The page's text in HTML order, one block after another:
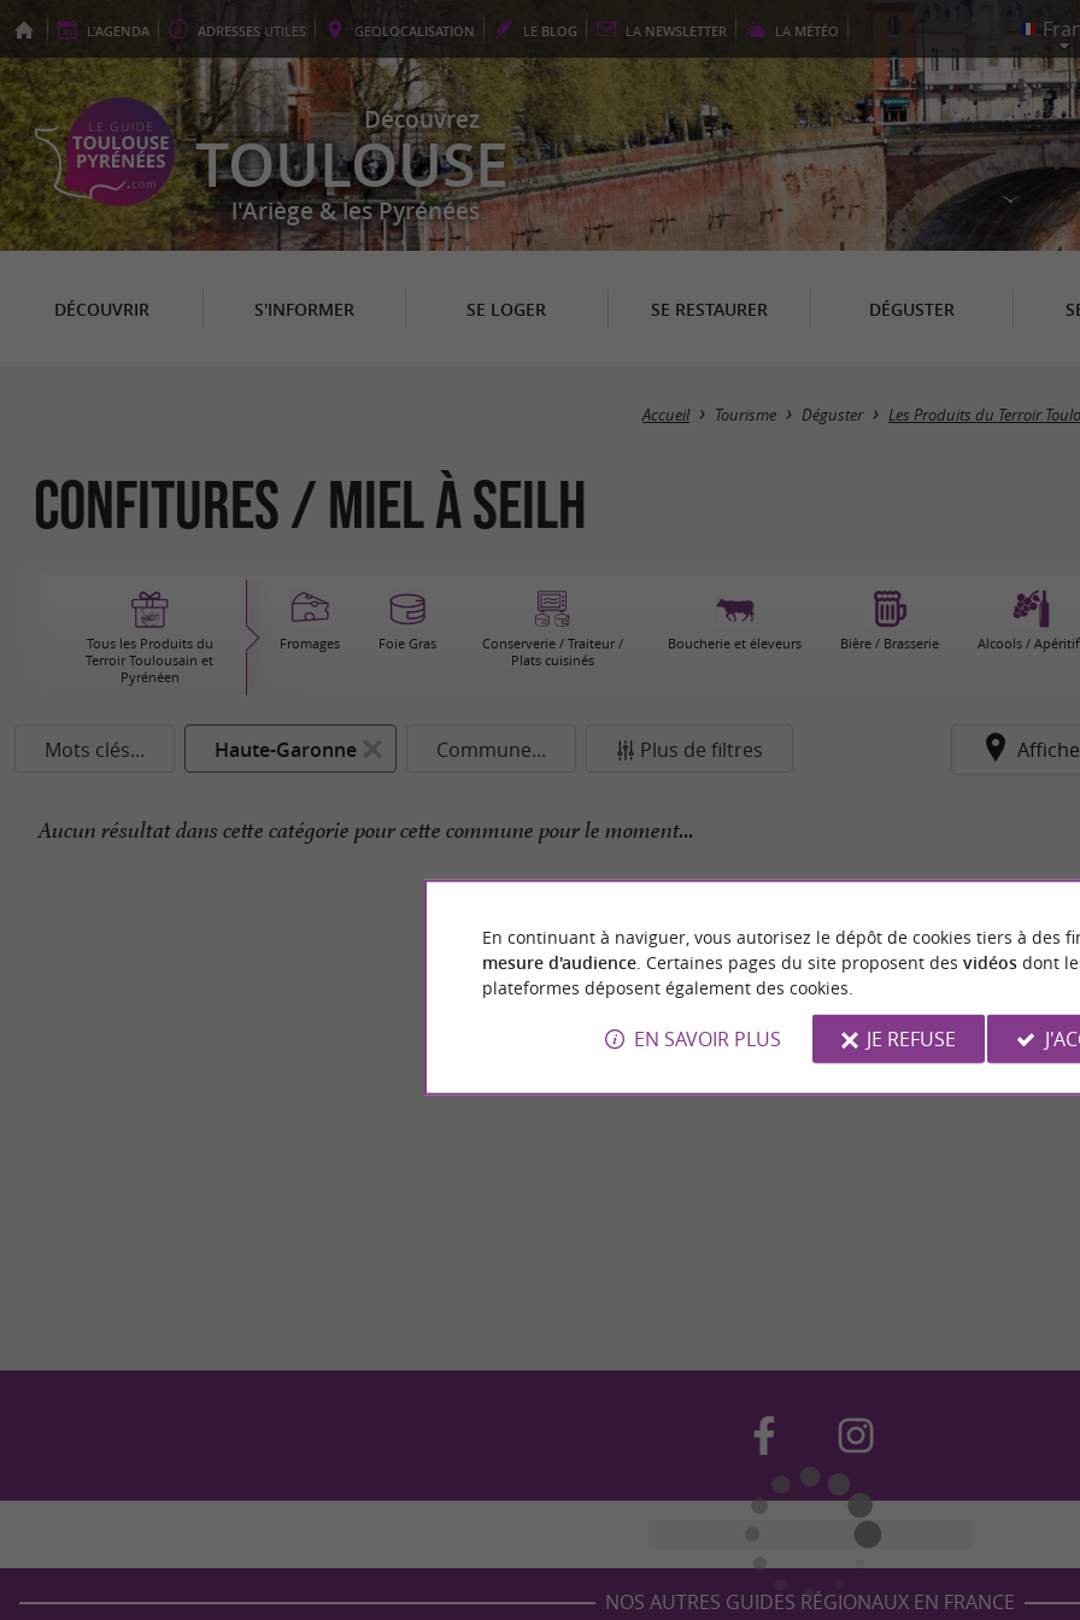
L'AGENDA ADRESSES UTILES GEOLOCALISATION LE BLOG LA NEWSLETTER LA MÉTÉO
Découvrez
TOULOUSE
l'Ariège & les Pyrénées
DÉCOUVRIR S'INFORMER SE LOGER SE RESTAURER DÉGUSTER
Accueil Tourisme Déguster Les Produits du Terroir
Confitures / Miel à Seilh
Tous les Produits du
Terroir Toulousain et
Pyrénéen
Fromages Foie Gras
Conserverie / Traiteur /
Plats cuisinés
Boucherie et éleveurs Bière / Brasserie Alcools /
Mots clés... Haute-Garonne Commune... Plus de filtres
Aucun résultat dans cette catégorie pour cette commune pour le moment...
NOS AUTRES GUIDES RÉGIONAUX EN FRANCE
En continuant à naviguer, vous autorisez le dépôt de cookies tiers à des
mesure d'audience. Certaines pages du site proposent des vidéosdont
plateformes déposent également des cookies.
EN SAVOIR PLUS JE REFUSE